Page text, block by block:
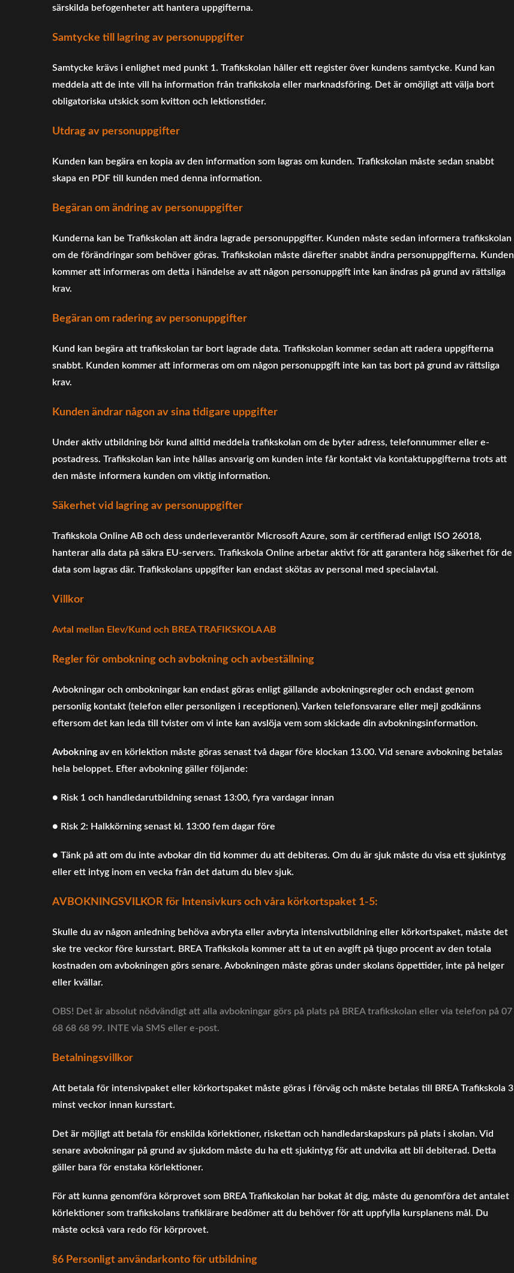
särskilda befogenheter att hantera uppgifterna.
Samtycke till lagring av personuppgifter
Samtycke krävs i enlighet med punkt 1. Trafikskolan håller ett register över kundens samtycke. Kund kan
meddela att de inte vill ha information från trafikskola eller marknadsföring. Det är omöjligt att välja bort
obligatoriska utskick som kvitton och lektionstider.
Utdrag av personuppgifter
Kunden kan begära en kopia av den information som lagras om kunden. Trafikskolan måste sedan snabbt
skapa en PDF till kunden med denna information.
Begäran om ändring av personuppgifter
Kunderna kan be Trafikskolan att ändra lagrade personuppgifter. Kunden måste sedan informera trafikskolan
om de förändringar som behöver göras. Trafikskolan måste därefter snabbt ändra personuppgifterna. Kunden
kommer att informeras om detta i händelse av att någon personuppgift inte kan ändras på grund av rättsliga
krav.
Begäran om radering av personuppgifter
Kund kan begära att trafikskolan tar bort lagrade data. Trafikskolan kommer sedan att radera uppgifterna
snabbt. Kunden kommer att informeras om om någon personuppgift inte kan tas bort på grund av rättsliga
krav.
Kunden ändrar någon av sina tidigare uppgifter
Under aktiv utbildning bör kund alltid meddela trafikskolan om de byter adress, telefonnummer eller e-
postadress. Trafikskolan kan inte hållas ansvarig om kunden inte får kontakt via kontaktuppgifterna trots att
den måste informera kunden om viktig information.
Säkerhet vid lagring av personuppgifter
Trafikskola Online AB och dess underleverantör Microsoft Azure, som är certifierad enligt ISO 26018,
hanterar alla data på säkra EU-servers. Trafikskola Online arbetar aktivt för att garantera hög säkerhet för de
data som lagras där. Trafikskolans uppgifter kan endast skötas av personal med specialavtal.
Villkor
Avtal mellan Elev/Kund och BREA TRAFIKSKOLA AB
Regler för ombokning och avbokning och avbeställning
Avbokningar och ombokningar kan endast göras enligt gällande avbokningsregler och endast genom
personlig kontakt (telefon eller personligen i receptionen). Varken telefonsvarare eller mejl godkänns
eftersom det kan leda till tvister om vi inte kan avslöja vem som skickade din avbokningsinformation.
Avbokningav en körlektion måste göras senast två dagar före klockan 13.00. Vid senare avbokning betalas
hela beloppet. Efter avbokning gäller följande:
● Risk 1 och handledarutbildning senast 13:00, fyra vardagar innan
● Risk 2: Halkkörning senast kl. 13:00 fem dagar före
● Tänk på att om du inte avbokar din tid kommer du att debiteras. Om du är sjuk måste du visa ett sjukintyg
eller ett intyg inom en vecka från det datum du blev sjuk.
AVBOKNINGSVILKOR för Intensivkurs och våra körkortspaket 1-5:
Skulle du av någon anledning behöva avbryta eller avbryta intensivutbildning eller körkortspaket, måste det
ske tre veckor före kursstart. BREA Trafikskola kommer att ta ut en avgift på tjugo procent av den totala
kostnaden om avbokningen görs senare. Avbokningen måste göras under skolans öppettider, inte på helger
eller kvällar.
OBS! Det är absolut nödvändigt att alla avbokningar görs på plats på BREA trafikskolan eller via telefon på 07
68 68 68 99. INTE via SMS eller e-post.
Betalningsvillkor
Att betala för intensivpaket eller körkortspaket måste göras i förväg och måste betalas till BREA Trafikskola 3
minst veckor innan kursstart.
Det är möjligt att betala för enskilda körlektioner, riskettan och handledarskapskurs på plats i skolan. Vid
senare avbokningar på grund av sjukdom måste du ha ett sjukintyg för att undvika att bli debiterad. Detta
gäller bara för enstaka körlektioner.
För att kunna genomföra körprovet som BREA Trafikskolan har bokat åt dig, måste du genomföra det antalet
körlektioner som trafikskolans trafiklärare bedömer att du behöver för att uppfylla kursplanens mål. Du
måste också vara redo för körprovet.
§6 Personligt användarkonto för utbildning